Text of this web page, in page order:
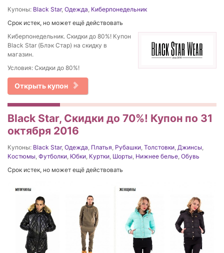
Купоны: Black Star, Одежда, Киберпонедельник
Срок истек, но может ещё действовать
Киберпонедельник. Скидки до 80%! Купон
Black Star (Блэк Стар) на скидку в
магазин.
Условия: Скидки до 80%!
Открыть купон
Black Star, Скидки до 70%! Купон по 31
октября 2016
Купоны: Black Star, Одежда, Платья, Рубашки, Толстовки, Джинсы,
Костюмы, Футболки, Юбки, Куртки, Шорты, Нижнее белье, Обувь
Срок истек, но может ещё действовать